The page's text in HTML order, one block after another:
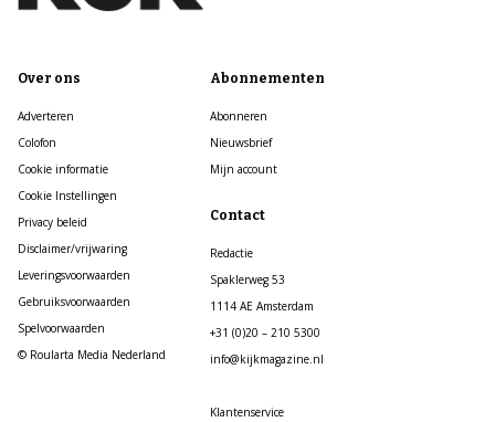
Over ons
Adverteren
Colofon
Cookie informatie
Cookie Instellingen
Privacy beleid
Disclaimer/vrijwaring
Leveringsvoorwaarden
Gebruiksvoorwaarden
Spelvoorwaarden
© Roularta Media Nederland
Abonnementen
Abonneren
Nieuwsbrief
Mijn account
Contact
Redactie
Spaklerweg 53
1114 AE Amsterdam
+31 (0)20 – 210 5300
info@kijkmagazine.nl
Klantenservice